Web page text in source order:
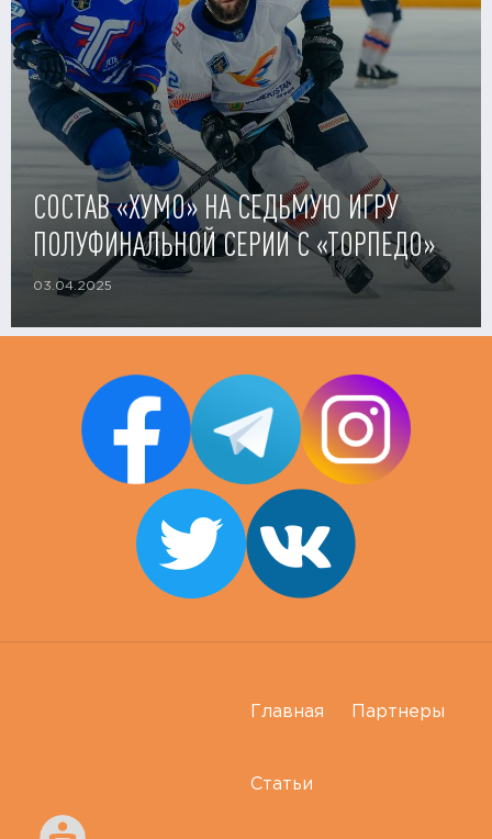
СОСТАВ «ХУМО» НА СЕДЬМУЮ ИГРУ
ПОЛУФИНАЛЬНОЙ СЕРИИ С «ТОРПЕДО»
03.04.2025
Главная Партнеры
Статьи